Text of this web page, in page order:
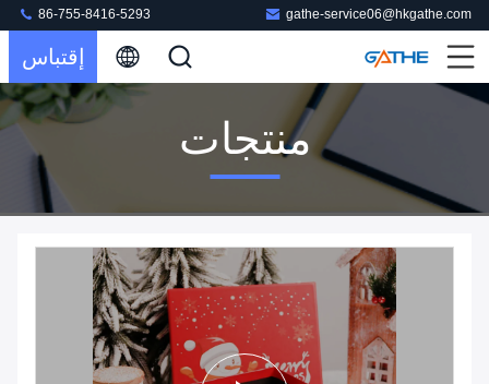
gathe-service06@hkgathe.com
86-755-8416-5293
إقتباس
منتجات